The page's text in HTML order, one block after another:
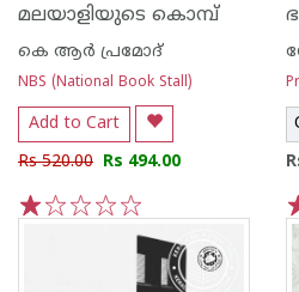
മലയാളിയുടെ കൊമ്പ്
കെ ആർ പ്രമോദ്
NBS (National Book Stall)
Add to Cart
Rs 520.00 Rs 494.00
1